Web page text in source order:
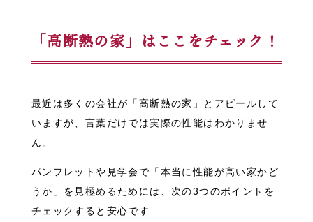
「高断熱の家」はここをチェック！
最近は多くの会社が「高断熱の家」とアピールして
いますが、言葉だけでは実際の性能はわかりませ
ん。
パンフレットや見学会で「本当に性能が高い家かど
うか」を見極めるためには、次の3つのポイントを
チェックすると安心です